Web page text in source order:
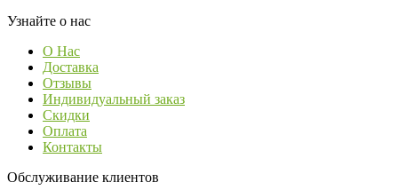
Узнайте о нас
О Нас
Доставка
Отзывы
Индивидуальный заказ
Скидки
Оплата
Контакты
Обслуживание клиентов